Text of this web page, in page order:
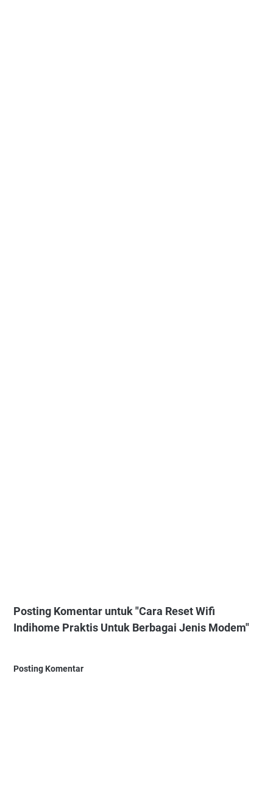
Posting Komentar untuk "Cara Reset Wifi
Indihome Praktis Untuk Berbagai Jenis Modem"
Posting Komentar